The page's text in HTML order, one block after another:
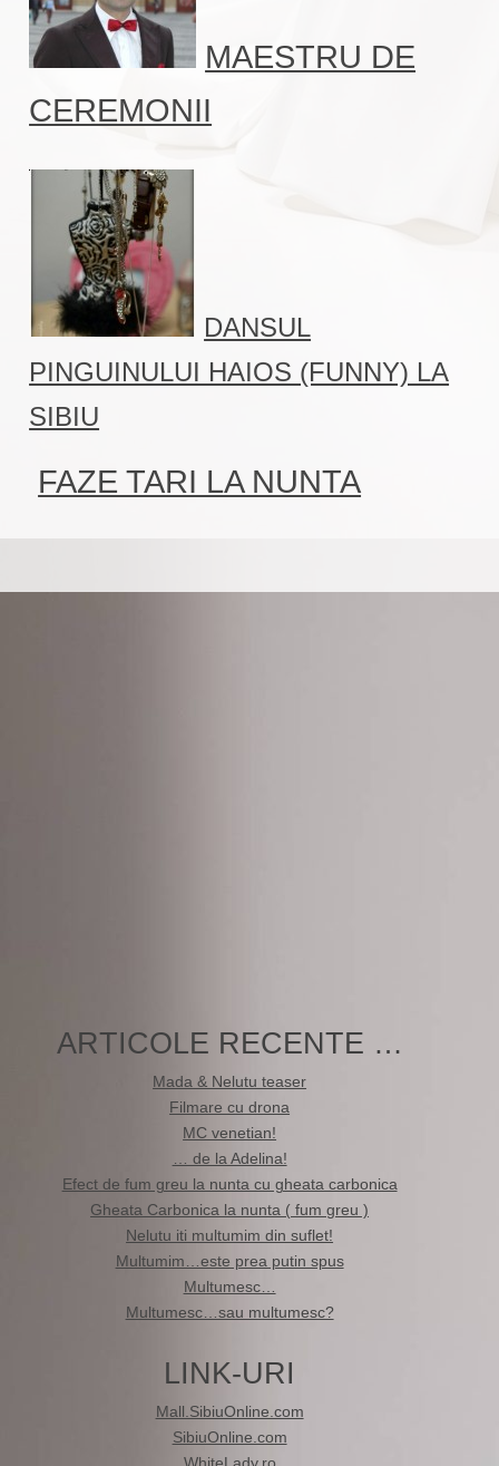
MAESTRU DE
CEREMONII
DANSUL
PINGUINULUI HAIOS (FUNNY) LA
SIBIU
FAZE TARI LA NUNTA
ARTICOLE RECENTE …
Mada & Nelutu teaser
Filmare cu drona
MC venetian!
… de la Adelina!
Efect de fum greu la nunta cu gheata carbonica
Gheata Carbonica la nunta ( fum greu )
Nelutu iti multumim din suflet!
Multumim…este prea putin spus
Multumesc…
Multumesc…sau multumesc?
LINK-URI
Mall.SibiuOnline.com
SibiuOnline.com